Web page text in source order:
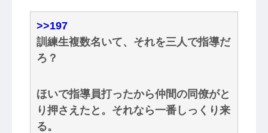
>>197
訓練生複数名いて、それを三人で指導だ
ろ？
ほいで指導員打ったから仲間の同僚がと
り押さえたと。それなら一番しっくり来
る。